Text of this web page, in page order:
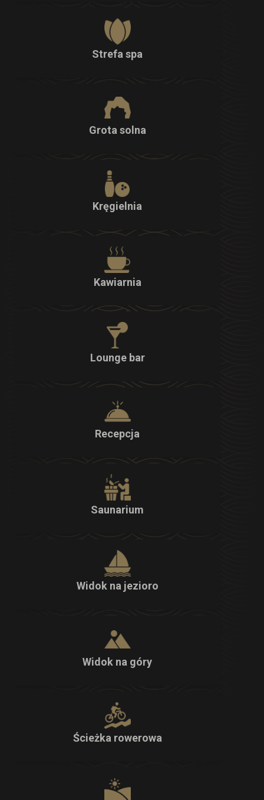
Strefa spa
Grota solna
Kręgielnia
Kawiarnia
Lounge bar
Recepcja
Saunarium
Widok na jezioro
Widok na góry
Ścieżka rowerowa